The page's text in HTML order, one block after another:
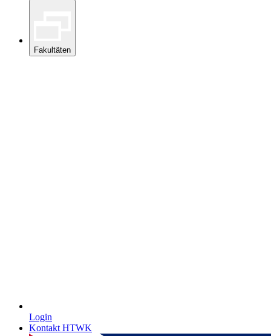
Fakultäten
Login
Kontakt HTWK